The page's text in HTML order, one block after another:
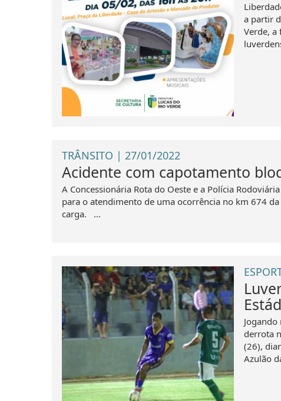
a partir
Verde, a
TRÂNSITO | 27/01/2022
Acidente com capotamento
A Concessionária Rota do Oeste e a Polícia
para o atendimento de uma ocorrência no km 674
carga. ...
derrota
(26),
Azulão